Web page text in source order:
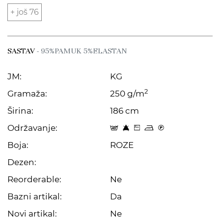
+ još 76
SASTAV- 95%PAMUK 5%ELASTAN
JM:
KG
Gramaža:
250 g/m2
Širina:
186 cm
Održavanje:
t 8 Z p C
Boja:
ROZE
Dezen:
Reorderable:
Ne
Bazni artikal:
Da
Novi artikal:
Ne